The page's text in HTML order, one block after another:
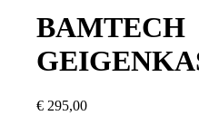
BAMTECH
€ 295,00